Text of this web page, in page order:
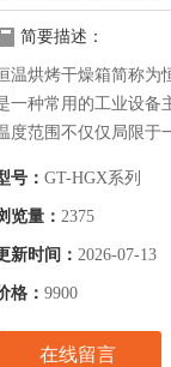
简要描述：
温烘烤干燥箱简称为
一种常用的工业设备
度范围不仅仅局限于
号： GT-HGX系列
览量： 2375
新时间： 2026-07-13
格： 9900
在线留言